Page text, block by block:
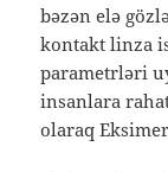
bəzən elə
kontakt linza
parametrləri
insanlara
olaraq